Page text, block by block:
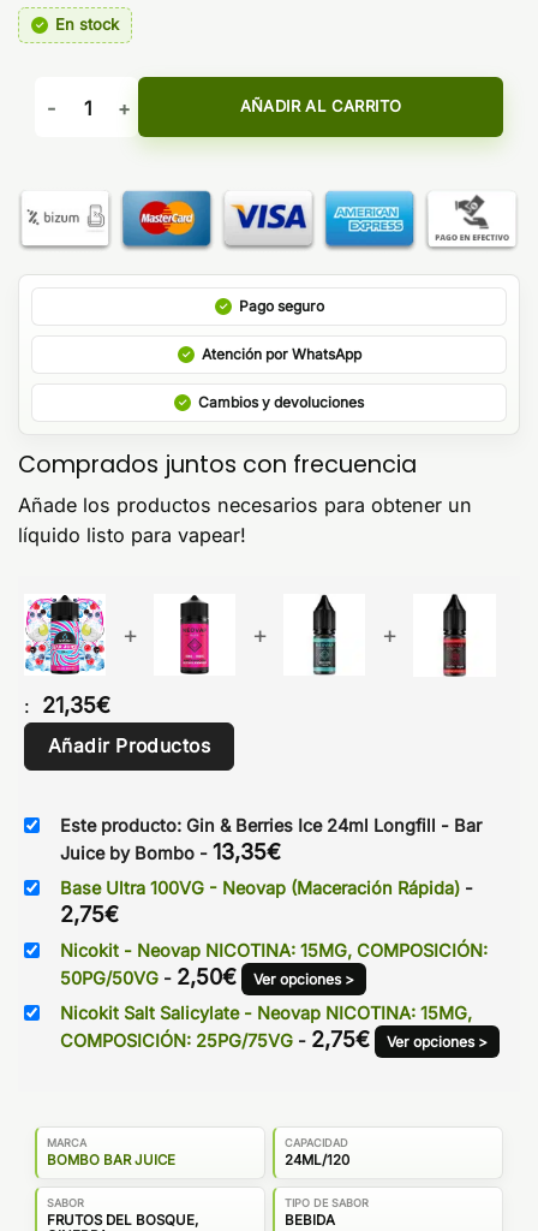
En stock
Gin & Berries Ice 24ml Longfill - Bar Juice by Bombo
AÑADIR AL CARRITO
Pago seguro
Atención por WhatsApp
Cambios y devoluciones
Comprados juntos con frecuencia
Añade los productos necesarios para obtener un
líquido listo para vapear!
+ + +
: 21,35€
Añadir Productos
Este producto: Gin & Berries Ice 24ml Longfill - Bar
Juice by Bombo - 13,35€
Base Ultra 100VG - Neovap (Maceración Rápida) -
2,75€
Nicokit - Neovap NICOTINA: 15MG, COMPOSICIÓN:
50PG/50VG - 2,50€ Ver opciones >
Nicokit Salt Salicylate - Neovap NICOTINA: 15MG,
COMPOSICIÓN: 25PG/75VG - 2,75€ Ver opciones >
MARCA
BOMBO BAR JUICE
CAPACIDAD
24ML/120
SABOR
FRUTOS DEL BOSQUE,
TIPO DE SABOR
BEBIDA